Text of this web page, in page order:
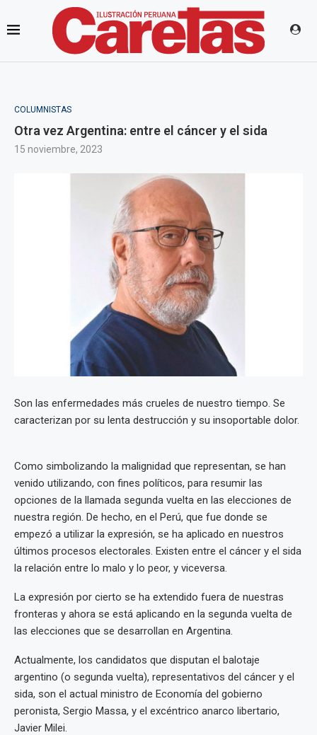
COLUMNISTAS
Otra vez Argentina: entre el cáncer y el sida
15 noviembre, 2023
Son las enfermedades más crueles de nuestro tiempo. Se
caracterizan por su lenta destrucción y su insoportable dolor.
Como simbolizando la malignidad que representan, se han
venido utilizando, con fines políticos, para resumir las
opciones de la llamada segunda vuelta en las elecciones de
nuestra región. De hecho, en el Perú, que fue donde se
empezó a utilizar la expresión, se ha aplicado en nuestros
últimos procesos electorales. Existen entre el cáncer y el sida
la relación entre lo malo y lo peor, y viceversa.
La expresión por cierto se ha extendido fuera de nuestras
fronteras y ahora se está aplicando en la segunda vuelta de
las elecciones que se desarrollan en Argentina.
Actualmente, los candidatos que disputan el balotaje
argentino (o segunda vuelta), representativos del cáncer y el
sida, son el actual ministro de Economía del gobierno
peronista, Sergio Massa, y el excéntrico anarco libertario,
Javier Milei.